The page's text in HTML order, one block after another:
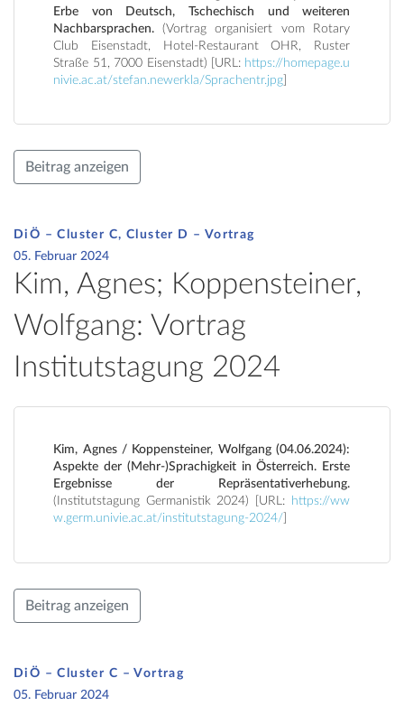
Erbe von Deutsch, Tschechisch und weiteren
Nachbarsprachen. (Vortrag organisiert vom Rotary
Club Eisenstadt, Hotel-Restaurant OHR, Ruster
Straße 51, 7000 Eisenstadt) [URL: https://homepage.u
nivie.ac.at/stefan.newerkla/Sprachentr.jpg
Beitrag anzeigen
DiÖ – Cluster C, Cluster D – Vortrag
05. Februar 2024
Kim, Agnes; Koppensteiner,
Wolfgang: Vortrag
Institutstagung 2024
Kim, Agnes / Koppensteiner, Wolfgang (04.06.2024):
Aspekte der (Mehr-)Sprachigkeit in Österreich. Erste
Ergebnisse der Repräsentativerhebung.
(Institutstagung Germanistik 2024) [URL:
https://ww
w.germ.univie.ac.at/institutstagung-2024/
Beitrag anzeigen
DiÖ – Cluster C – Vortrag
05. Februar 2024